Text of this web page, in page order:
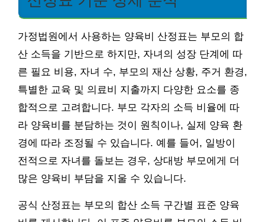
가정법원에서 사용하는 양육비 산정표는 부모의 합
산 소득을 기반으로 하지만, 자녀의 성장 단계에 따
른 필요 비용, 자녀 수, 부모의 재산 상황, 주거 환경,
특별한 교육 및 의료비 지출까지 다양한 요소를 종
합적으로 고려합니다. 부모 각자의 소득 비율에 따
라 양육비를 분담하는 것이 원칙이나, 실제 양육 환
경에 따라 조정될 수 있습니다. 예를 들어, 일방이
전적으로 자녀를 돌보는 경우, 상대방 부모에게 더
많은 양육비 부담을 지울 수 있습니다.
공식 산정표는 부모의 합산 소득 구간별 표준 양육